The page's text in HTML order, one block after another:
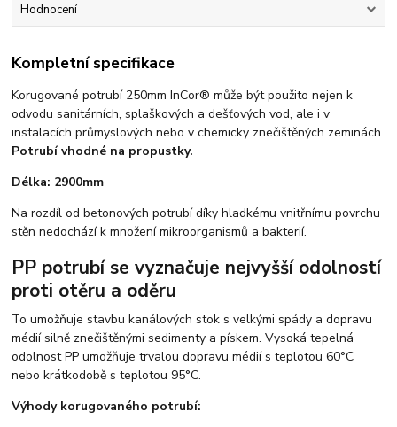
Hodnocení
Kompletní specifikace
Korugované potrubí 250mm InCor® může být použito nejen k
odvodu sanitárních, splaškových a dešťových vod, ale i v
instalacích průmyslových nebo v chemicky znečištěných zeminách.
Potrubí vhodné na propustky.
Délka: 2900mm
Na rozdíl od betonových potrubí díky hladkému vnitřnímu povrchu
stěn nedochází k množení mikroorganismů a bakterií.
PP potrubí se vyznačuje nejvyšší odolností
proti otěru a oděru
To umožňuje stavbu kanálových stok s velkými spády a dopravu
médií silně znečištěnými sedimenty a pískem. Vysoká tepelná
odolnost PP umožňuje trvalou dopravu médií s teplotou 60°C
nebo krátkodobě s teplotou 95°C.
Výhody korugovaného potrubí: